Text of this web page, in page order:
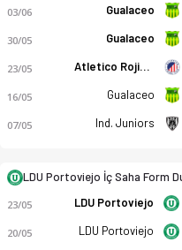
LDU Portoviejo - Gualaceo
03/06 Gualaceo
30/05 Gualaceo
23/05 Atletico Rojiblanco
16/05 Gualaceo
07/05 Ind. Juniors
LDU Portoviejo İç Saha Form
23/05 LDU Portoviejo
20/05 LDU Portoviejo